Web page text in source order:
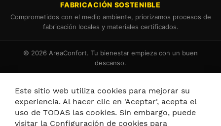
FABRICACIÓN SOSTENIBLE
Comprometidos con el medio ambiente, priorizamos procesos de
fabricación locales y materiales certificados.
© 2026 AreaConfort. Tu bienestar empieza con un buen
descanso.
Este sitio web utiliza cookies para mejorar su
experiencia. Al hacer clic en 'Aceptar', acepta el
uso de TODAS las cookies. Sin embargo, puede
visitar la Configuración de cookies para